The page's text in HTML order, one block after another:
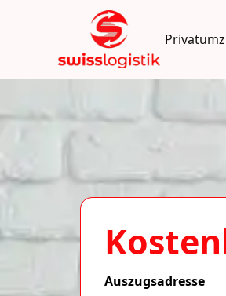
Auszugsadresse